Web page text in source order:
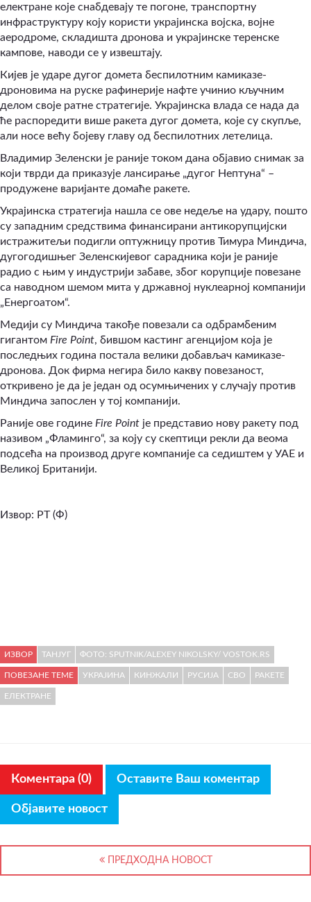
електране које снабдевају те погоне, транспортну
инфраструктуру коју користи украјинска војска, војне
аеродроме, складишта дронова и украјинске теренске
кампове, наводи се у извештају.
Кијев је ударе дугог домета беспилотним камиказе-
дроновима на руске рафинерије нафте учинио кључним
делом своје ратне стратегије. Украјинска влада се нада да
ће распоредити више ракета дугог домета, које су скупље,
али носе већу бојеву главу од беспилотних летелица.
Владимир Зеленски је раније током дана објавио снимак за
који тврди да приказује лансирање „дугог Нептуна“ –
продужене варијанте домаће ракете.
Украјинска стратегија нашла се ове недеље на удару, пошто
су западним средствима финансирани антикорупцијски
истражитељи подигли оптужницу против Тимура Миндича,
дугогодишњег Зеленскијевог сарадника који је раније
радио с њим у индустрији забаве, због корупције повезане
са наводном шемом мита у државној нуклеарној компанији
„Енергоатом“.
Медији су Миндича такође повезали са одбрамбеним
гигантом Fire Point, бившом кастинг агенцијом која је
последњих година постала велики добављач камиказе-
дронова. Док фирма негира било какву повезаност,
откривено је да је један од осумњичених у случају против
Миндича запослен у тој компанији.
Раније ове године Fire Point је представио нову ракету под
називом „Фламинго“, за коју су скептици рекли да веома
подсећа на производ друге компаније са седиштем у УАЕ и
Великој Британији.
Извор: РТ (Ф)
ИЗВОР ТАНЈУГ ФОТО: SPUTNIK/ALEXEY NIKOLSKY/ VOSTOK.RS
ПОВЕЗАНЕ ТЕМЕ УКРАЈИНА КИНЖАЛИ РУСИЈА СВО РАКЕТЕ
ЕЛЕКТРАНЕ
Коментара (0) Оставите Ваш коментар
Објавите новост
ПРЕДХОДНА НОВОСТ